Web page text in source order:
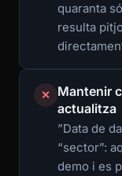
quaranta
resulta
✕
Mantenir
actualitza
”Data de
“sector”:
demo i es